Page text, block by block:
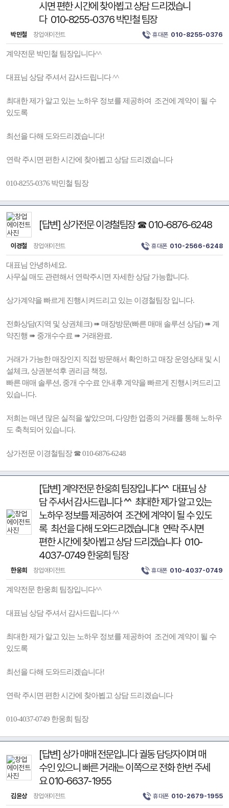
시면 편한 시간에 찾아뵙고 상담 드리겠습니
다 010-8255-0376 박민철 팀장
박민철 창업에이전트 휴대폰 010-8255-0376
계약전문 박민철 팀장입니다^^
대표님 상담 주셔서 감사드립니다 ^^
최대한 제가 알고 있는 노하우 정보를 제공하여 조건에 계약이 될 수
있도록
최선을 다해 도와드리겠습니다!
연락 주시면 편한 시간에 찾아뵙고 상담 드리겠습니다
010-8255-0376 박민철 팀장
[답변] 상가전문 이경철팀장 ☎ 010-6876-6248
이경철 창업에이전트 휴대폰 010-2566-6248
대표님 안녕하세요.
사무실 매도 관련해서 연락주시면 자세한 상담 가능합니다.
상가계약을 빠르게 진행시켜드리고 있는 이경철팀장 입니다.
전화상담(지역 및 상권체크) ➠ 매장방문(빠른 매매 솔루션 상담) ➠ 계
약진행 ➠ 중개수수료 ➠ 거래완료.
거래가 가능한 매장인지 직접 방문해서 확인하고 매장 운영상태 및 시
설체크, 상권분석후 권리금 책정,
빠른 매매 솔루션, 중개 수수료 안내후 계약을 빠르게 진행시켜드리고
있습니다.
저희는 매년 많은 실적을 쌓았으며, 다양한 업종의 거래를 통해 노하우
도 축척되어 있습니다.
상가전문 이경철팀장 ☎ 010-6876-6248
[답변] 계약전문 한웅희 팀장입니다^^ 대표님 상
담 주셔서 감사드립니다 ^^ 최대한 제가 알고 있는
노하우 정보를 제공하여 조건에 계약이 될 수 있도
록 최선을 다해 도와드리겠습니다! 연락 주시면
편한 시간에 찾아뵙고 상담 드리겠습니다 010-
4037-0749 한웅희 팀장
한웅희 창업에이전트 휴대폰 010-4037-0749
계약전문 한웅희 팀장입니다^^
대표님 상담 주셔서 감사드립니다 ^^
최대한 제가 알고 있는 노하우 정보를 제공하여 조건에 계약이 될 수
있도록
최선을 다해 도와드리겠습니다!
연락 주시면 편한 시간에 찾아뵙고 상담 드리겠습니다
010-4037-0749 한웅희 팀장
[답변] 상가 매매 전문입니다 궐동 담당자이며 매
수인 있으니 빠른 거래는 이쪽으로 전화 한번 주세
요 010-6637-1955
김윤상 창업에이전트 휴대폰 010-2679-1955